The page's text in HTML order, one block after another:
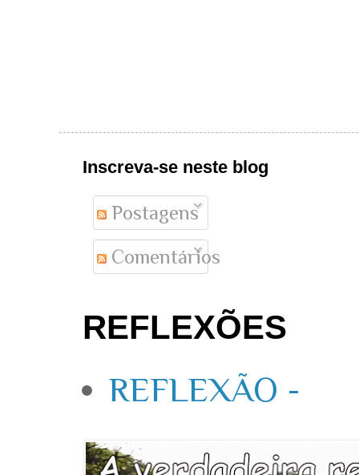
Inscreva-se neste blog
Postagens
Comentários
REFLEXÕES
REFLEXÃO -